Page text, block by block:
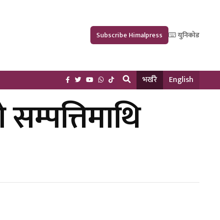
Subscribe Himalpress युनिकोड
भर्खरै English